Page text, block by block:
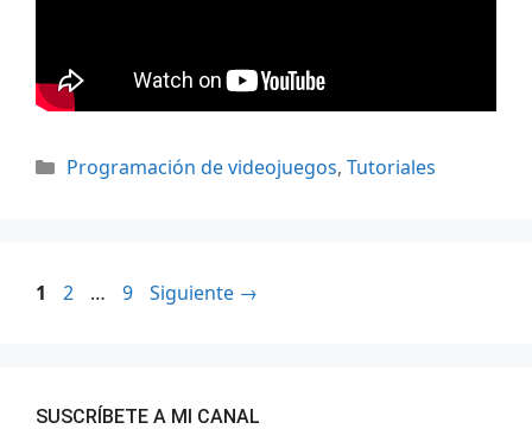
Categorías
Programación de videojuegos, Tutoriales
Página
1 Página
2 … Página
9 Siguiente →
SUSCRÍBETE A MI CANAL